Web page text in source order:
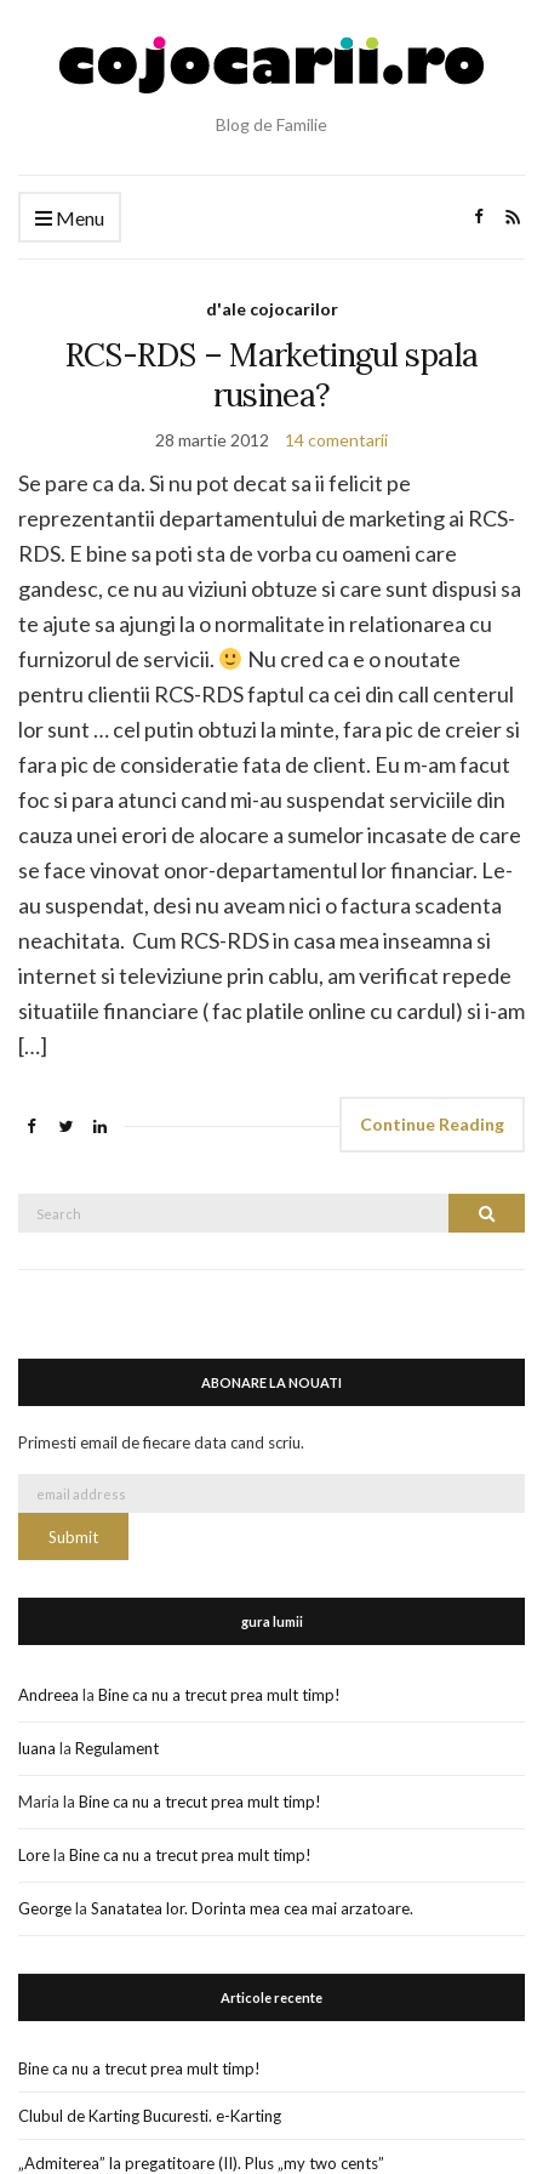
Blog de Familie
Menu
d'ale cojocarilor
RCS-RDS – Marketingul spala
rusinea?
28 martie 2012 14 comentarii
Se pare ca da. Si nu pot decat sa ii felicit pe
reprezentantii departamentului de marketing ai RCS-
RDS. E bine sa poti sta de vorba cu oameni care
gandesc, ce nu au viziuni obtuze si care sunt dispusi sa
te ajute sa ajungi la o normalitate in relationarea cu
furnizorul de servicii.
Nu cred ca e o noutate
pentru clientii RCS-RDS faptul ca cei din call centerul
lor sunt … cel putin obtuzi la minte, fara pic de creier si
fara pic de consideratie fata de client. Eu m-am facut
foc si para atunci cand mi-au suspendat serviciile din
cauza unei erori de alocare a sumelor incasate de care
se face vinovat onor-departamentul lor financiar. Le-
au suspendat, desi nu aveam nici o factura scadenta
neachitata. Cum RCS-RDS in casa mea inseamna si
internet si televiziune prin cablu, am verificat repede
situatiile financiare ( fac platile online cu cardul) si i-am
[…]
Continue Reading
Search
ABONARE LA NOUATI
Primesti email de fiecare data cand scriu.
gura lumii
Andreea la Bine ca nu a trecut prea mult timp!
luana la Regulament
Maria la Bine ca nu a trecut prea mult timp!
Lorela Bine ca nu a trecut prea mult timp!
Georgela Sanatatea lor. Dorinta mea cea mai arzatoare.
Articole recente
Bine ca nu a trecut prea mult timp!
Clubul de Karting Bucuresti. e-Karting
„Admiterea” la pregatitoare (II). Plus „my two cents”